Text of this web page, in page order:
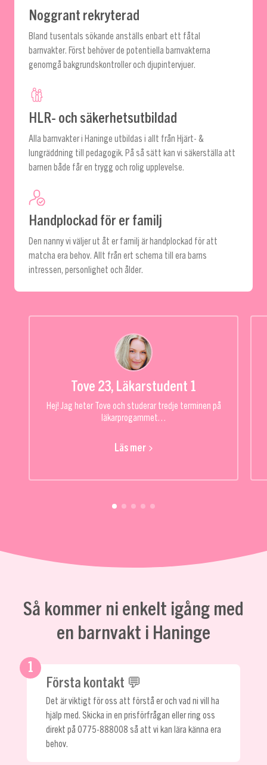
Noggrant rekryterad
Bland tusentals sökande anställs enbart ett fåtal
barnvakter. Först behöver de potentiella barnvakterna
genomgå bakgrundskontroller och djupintervjuer.
HLR- och säkerhetsutbildad
Alla barnvakter i Haninge utbildas i allt från Hjärt- &
lungräddning till pedagogik. På så sätt kan vi säkerställa att
barnen både får en trygg och rolig upplevelse.
Handplockad för er familj
Den nanny vi väljer ut åt er familj är handplockad för att
matcha era behov. Allt från ert schema till era barns
intressen, personlighet och ålder.
Tove 23, Läkarstudent 1
Hej! Jag heter Tove och studerar tredje terminen på
läkarprogammet…
Läs mer
Så kommer ni enkelt igång med
en barnvakt i Haninge
1
Första kontakt 💬
Det är viktigt för oss att förstå er och vad ni vill ha
hjälp med. Skicka in en prisförfrågan eller ring oss
direkt på 0775-888008 så att vi kan lära känna era
behov.